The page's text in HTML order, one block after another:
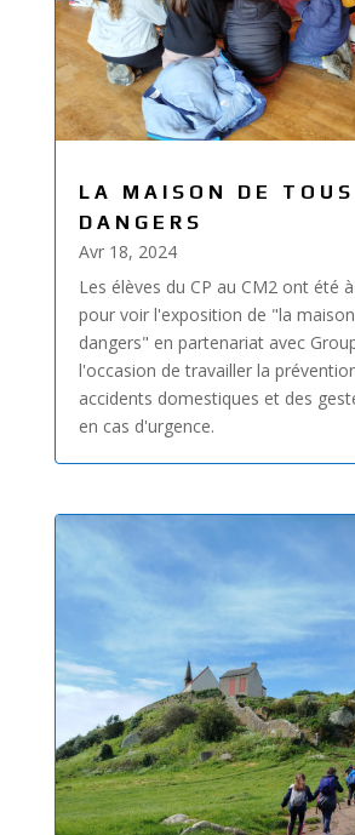
LA MAISON DE
DANGERS
Avr 18, 2024
Les élèves du CP au CM2 ont été
pour voir l'exposition de "la
dangers" en partenariat avec
l'occasion de travailler la
accidents domestiques et des
en cas d'urgence.